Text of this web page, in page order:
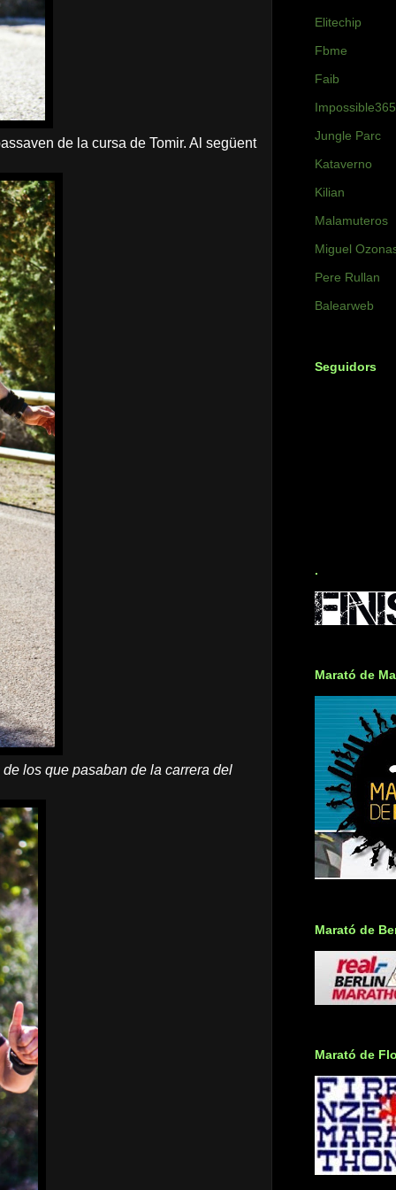
de la cursa de Tomir. Al següent
los que pasaban de la carrera del
Elitechip
Fbme
Faib
Impossible365
Jungle Parc
Kataverno
Kilian
Malamuteros
Miguel
Pere Rullan
Balearweb
Seguidors
.
Marató de
Marató de
Marató de